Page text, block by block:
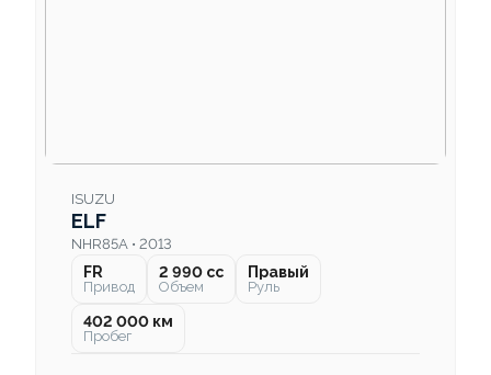
ISUZU
ELF
NHR85A • 2013
FR
Привод
2 990 cc
Объем
Правый
Руль
402 000 км
Пробег